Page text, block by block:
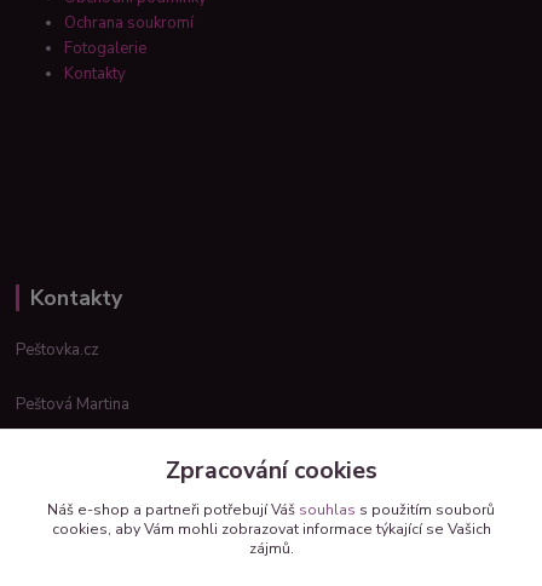
Ochrana soukromí
Fotogalerie
Kontakty
Kontakty
Peštovka.cz
Peštová Martina
Zpracování cookies
Náš e-shop a partneři potřebují Váš souhlas s použitím souborů
cookies, aby Vám mohli zobrazovat informace týkající se Vašich
zájmů.